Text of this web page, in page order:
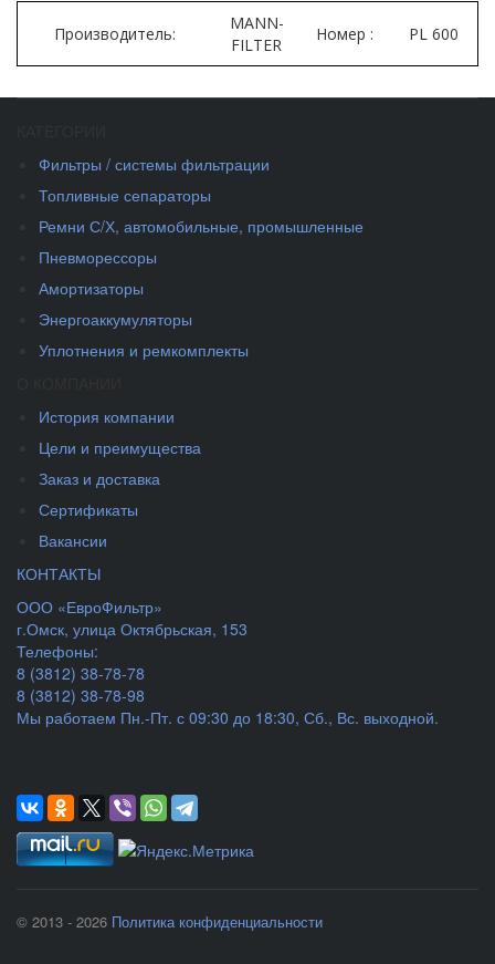
Производитель:
MANN-
FILTER
Номер : PL 600
Фильтры / системы фильтрации
Топливные сепараторы
Ремни С/Х, автомобильные, промышленные
Пневморессоры
Амортизаторы
Энергоаккумуляторы
Уплотнения и ремкомплекты
История компании
Цели и преимущества
Заказ и доставка
Сертификаты
Вакансии
КОНТАКТЫ
ООО «ЕвроФильтр»
г.Омск, улица Октябрьская, 153
Телефоны:
8 (3812) 38-78-78
8 (3812) 38-78-98
Мы работаем Пн.-Пт. с 09:30 до 18:30, Сб., Вс. выходной.
© 2013 - 2026 Политика конфиденциальности